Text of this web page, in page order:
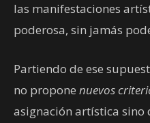
las manifestaciones
poderosa, sin jamás
Partiendo de ese
no propone nuevos
asignación artística sino